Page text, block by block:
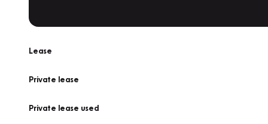
Lease
Private lease
Private lease used